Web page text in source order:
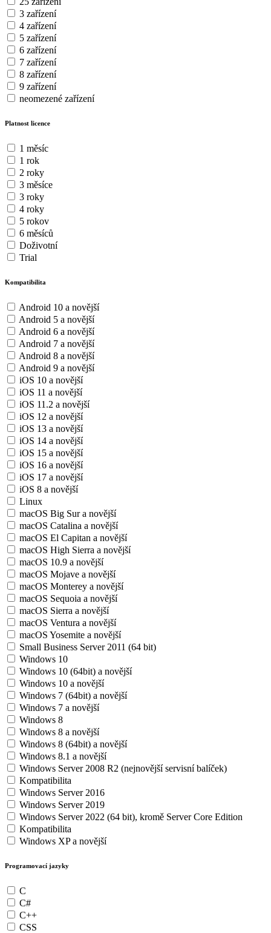
3 zařízení
4 zařízení
5 zařízení
6 zařízení
7 zařízení
8 zařízení
9 zařízení
neomezené zařízení
Platnost licence
1 měsíc
1 rok
2 roky
3 měsíce
3 roky
4 roky
5 rokov
6 měsíců
Doživotní
Trial
Kompatibilita
Android 10 a novější
Android 5 a novější
Android 6 a novější
Android 7 a novější
Android 8 a novější
Android 9 a novější
iOS 10 a novější
iOS 11 a novější
iOS 11.2 a novější
iOS 12 a novější
iOS 13 a novější
iOS 14 a novější
iOS 15 a novější
iOS 16 a novější
iOS 17 a novější
iOS 8 a novější
Linux
macOS Big Sur a novější
macOS Catalina a novější
macOS El Capitan a novější
macOS High Sierra a novější
macOS 10.9 a novější
macOS Mojave a novější
macOS Monterey a novější
macOS Sequoia a novější
macOS Sierra a novější
macOS Ventura a novější
macOS Yosemite a novější
Small Business Server 2011 (64 bit)
Windows 10
Windows 10 (64bit) a novější
Windows 10 a novější
Windows 7 (64bit) a novější
Windows 7 a novější
Windows 8
Windows 8 a novější
Windows 8 (64bit) a novější
Windows 8.1 a novější
Windows Server 2008 R2 (nejnovější servisní balíček)
Kompatibilita
Windows Server 2016
Windows Server 2019
Windows Server 2022 (64 bit), kromě Server Core Edition
Kompatibilita
Windows XP a novější
Programovací jazyky
C
C#
C++
CSS